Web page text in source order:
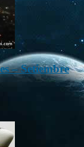
– Setiembre